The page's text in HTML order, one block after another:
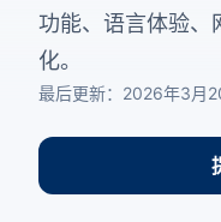
功能、语言体验、
化。
最后更新：2026年3月